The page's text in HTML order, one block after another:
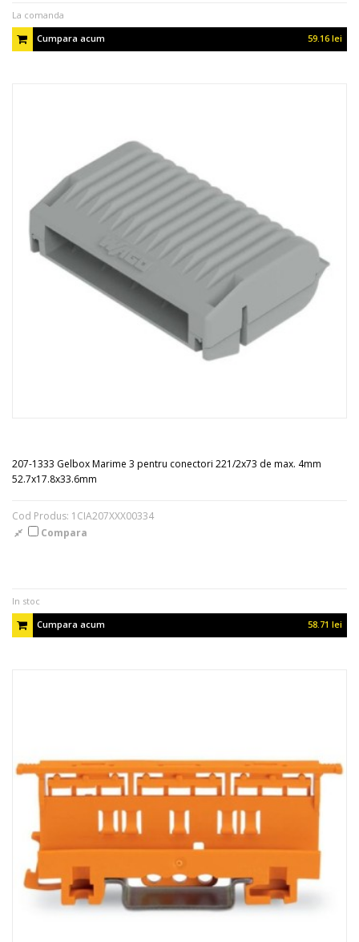
La comanda
Cumpara acum
59.16 lei
207-1333 Gelbox Marime 3 pentru conectori 221/2x73 de max. 4mm
52.7x17.8x33.6mm
Cod Produs: 1CIA207XXX00334
Compara
In stoc
Cumpara acum
58.71 lei